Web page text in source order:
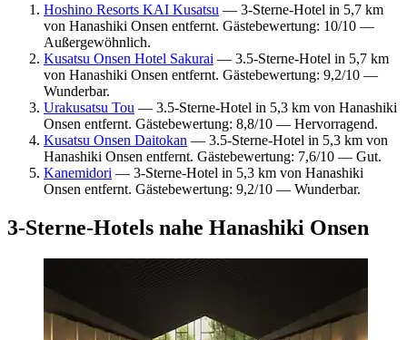
Hoshino Resorts KAI Kusatsu — 3-Sterne-Hotel in 5,7 km
von Hanashiki Onsen entfernt. Gästebewertung: 10/10 —
Außergewöhnlich.
Kusatsu Onsen Hotel Sakurai — 3.5-Sterne-Hotel in 5,7 km
von Hanashiki Onsen entfernt. Gästebewertung: 9,2/10 —
Wunderbar.
Urakusatsu Tou — 3.5-Sterne-Hotel in 5,3 km von Hanashiki
Onsen entfernt. Gästebewertung: 8,8/10 — Hervorragend.
Kusatsu Onsen Daitokan — 3.5-Sterne-Hotel in 5,3 km von
Hanashiki Onsen entfernt. Gästebewertung: 7,6/10 — Gut.
Kanemidori — 3-Sterne-Hotel in 5,3 km von Hanashiki
Onsen entfernt. Gästebewertung: 9,2/10 — Wunderbar.
3-Sterne-Hotels nahe Hanashiki Onsen